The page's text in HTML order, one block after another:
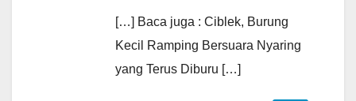
[…] Baca juga : Ciblek, Burung
Kecil Ramping Bersuara Nyaring
yang Terus Diburu […]